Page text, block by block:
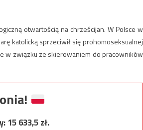
otwartością na chrześcijan. W Polsce w
katolicką sprzeciwił się prohomoseksualnej
w związku ze skierowaniem do pracowników
15 633,5zł.